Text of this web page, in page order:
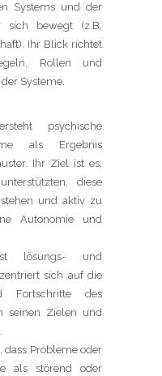
Systems und der
sich bewegt (z.B.
Ihr Blick richtet
Rollen und
Systeme.
psychische
als Ergebnis
Ihr Ziel ist es,
diese
und aktiv zu
Autonomie und
lösungs- und
sich auf die
Fortschritte des
seinen Zielen und
dass Probleme oder
als störend oder